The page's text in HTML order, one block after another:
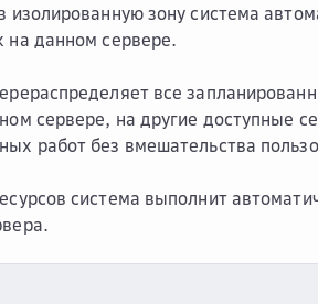
изолированную зону система
на данном сервере.
все
сервере, на другие доступные
работ без вмешательства
система выполнит